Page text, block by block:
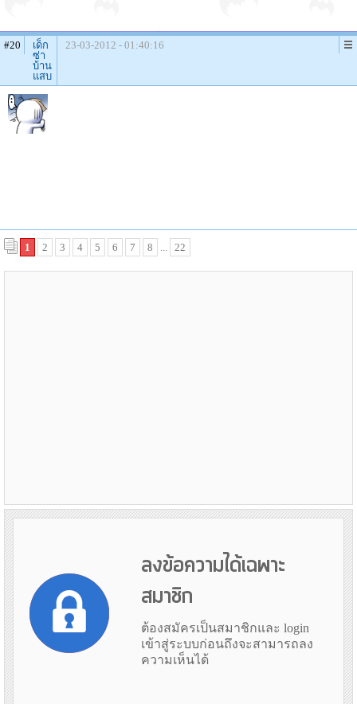
#20
เด็ก
ซ่า
บ้าน
แสบ
23-03-2012 - 01:40:16
1 2 3 4 5 6 7 8 ... 22
ลงข้อความได้เฉพาะ
สมาชิก
ต้องสมัครเป็นสมาชิกและ login
เข้าสู่ระบบก่อนถึงจะสามารถลง
ความเห็นได้